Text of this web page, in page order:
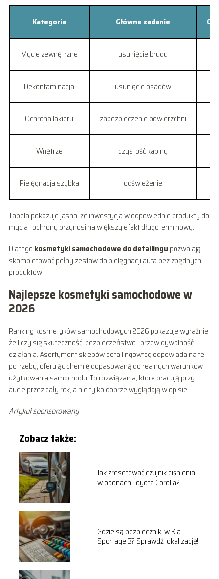
Kategoria Główne zadanie
Mycie zewnętrzne usunięcie brudu
Dekontaminacja usunięcie osadów
Ochrona lakieru zabezpieczenie powierzchni
Wnętrze czystość kabiny
Pielęgnacja szybka odświeżenie
Tabela pokazuje jasno, że inwestycja w odpowiednie produkty do
mycia i ochrony przynosi największy efekt długoterminowy.
Dlatego kosmetyki samochodowe do detailingu pozwalają
skompletować pełny zestaw do pielęgnacji auta bez zbędnych
produktów.
Najlepsze kosmetyki samochodowe w
2026
Ranking kosmetyków samochodowych 2026 pokazuje wyraźnie,
że liczy się skuteczność, bezpieczeństwo i przewidywalność
działania. Asortyment sklepów detailingowtcg odpowiada na te
potrzeby, oferując chemię dopasowaną do realnych warunków
użytkowania samochodu. To rozwiązania, które pracują przy
aucie przez cały rok, a nie tylko dobrze wyglądają w opisie.
Artykuł sponsorowany
Zobacz także:
Jak zresetować czujnik ciśnienia
w oponach Toyota Corolla?
Gdzie są bezpieczniki w Kia
Sportage 3? Sprawdź lokalizację!